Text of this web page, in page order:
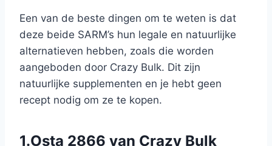
Een van de beste dingen om te weten is dat
deze beide SARM’s hun legale en natuurlijke
alternatieven hebben, zoals die worden
aangeboden door Crazy Bulk. Dit zijn
natuurlijke supplementen en je hebt geen
recept nodig om ze te kopen.
1.Osta 2866 van Crazy Bulk